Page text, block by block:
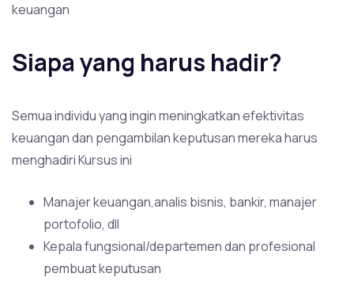
keuangan
Siapa yang harus hadir?
Semua individu yang ingin meningkatkan efektivitas
keuangan dan pengambilan keputusan mereka harus
menghadiri Kursus ini
Manajer keuangan,analis bisnis, bankir, manajer
portofolio, dll
Kepala fungsional/departemen dan profesional
pembuat keputusan